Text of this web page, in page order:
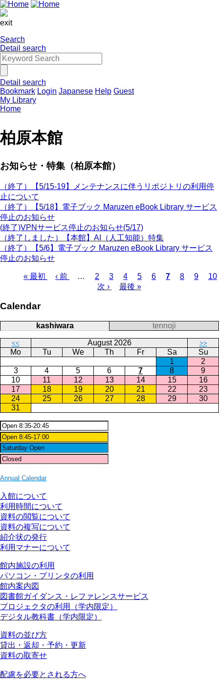
exit
Search
Detail search
Detail search
Bookmark Login Japanese Help Guest
My Library
Home
柏原本館
お知らせ・特集（柏原本館）
（終了）【5/15-19】メンテナンスに伴うリポジトリの利用停
止について
（終了）【5/18】電子ブック Maruzen eBook Library サービス
停止のお知らせ
(終了)VPNサービス停止のお知らせ(5/17)
（終了しました）【本館】AI（人工知能）特集
（終了）【5/6】電子ブック Maruzen eBook Library サービス
停止のお知らせ
First
« 最初
Previous
‹ 前 … Page
2 Page
3 Page
4 Page
5 Page
6
Current
7 Page
8 Page
9
10
Next
次 ›
Last
最後 »
Calendar
kashiwara tennoji
<< August 2026 >>
Mo Tu We Th Fr Sa
Su
1
2
3
4 5 6 7 8
9
10
11 12 13 14 15
16
17
18 19 20 21 22
23
24
25 26 27 28 29
30
31
Annual Calendar
入館について
利用時間について
資料の閲覧について
資料の複写について
紹介状の発行
利用マナーについて
館内施設の利用
パソコン・プリンタの利用
館内案内図
図書館ガイダンス・レファレンスサービス
プロジェクタの利用（学内限定）
デジタル教科書（学内限定）
資料の並び方
貸出・返却・予約・更新
資料の取寄せ
配慮を必要とされる方へ